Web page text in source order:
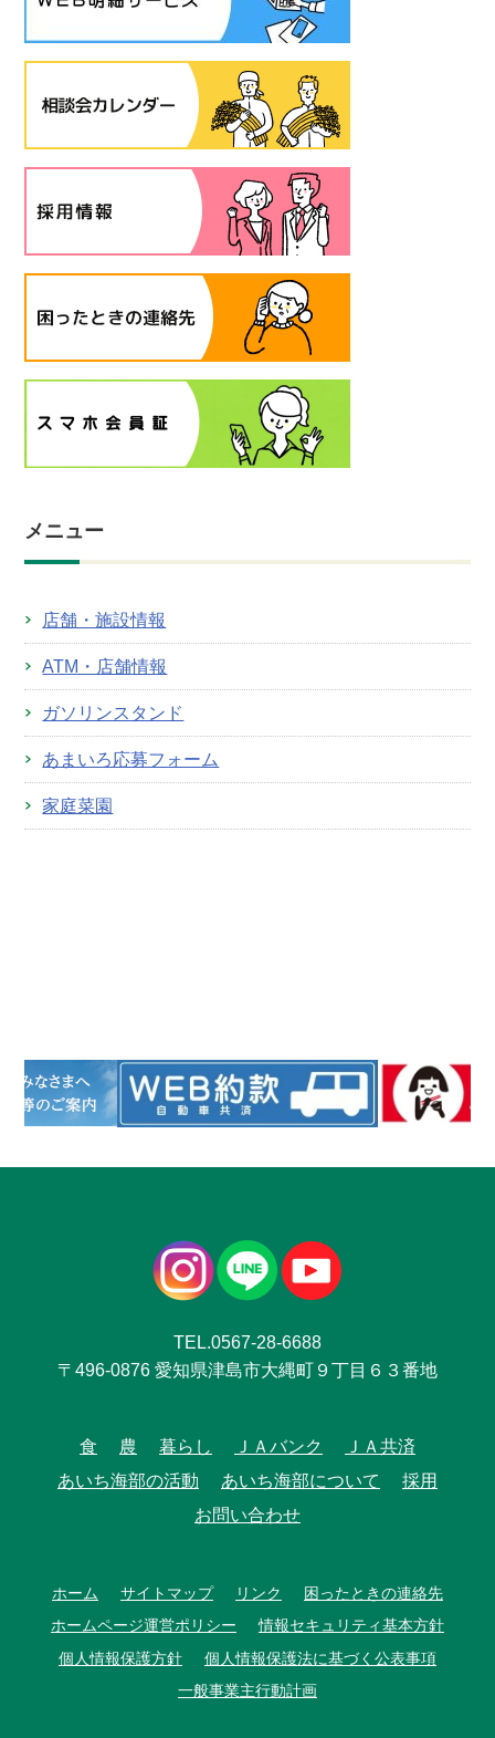
メニュー
店舗・施設情報
ATM・店舗情報
ガソリンスタンド
あまいろ応募フォーム
家庭菜園
TEL.0567-28-6688
〒496-0876 愛知県津島市大縄町９丁目６３番地
食 農 暮らし ＪＡバンク
ＪＡ共済
あいち海部の活動
あいち海部について
採用
お問い合わせ
ホーム サイトマップ リンク
困ったときの連絡先
ホームページ運営ポリシー
情報セキュリティ基本方針
個人情報保護方針
個人情報保護法に基づく公表事項
一般事業主行動計画